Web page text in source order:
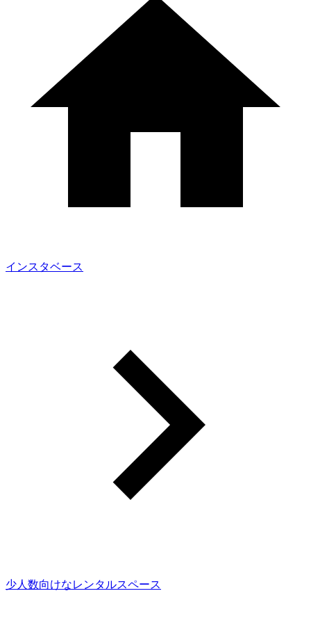
インスタベース
少人数向けなレンタルスペース